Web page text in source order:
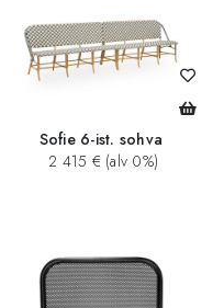
Sofie 6-ist. sohva
2 415 € (alv 0%)